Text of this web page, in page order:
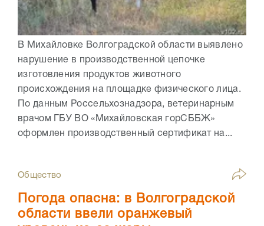
В Михайловке Волгоградской области выявлено
нарушение в производственной цепочке
изготовления продуктов животного
происхождения на площадке физического лица.
По данным Россельхознадзора, ветеринарным
врачом ГБУ ВО «Михайловская горСББЖ»
оформлен производственный сертификат на...
Общество
Погода опасна: в Волгоградской
области ввели оранжевый